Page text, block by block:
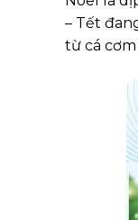
– Tết
từ cá cơm